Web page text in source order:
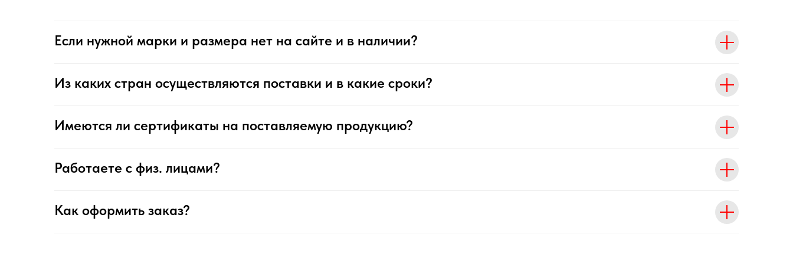
Если нужной марки и размера нет на сайте и в наличии?
Из каких стран осуществляются поставки и в какие сроки?
Имеются ли сертификаты на поставляемую продукцию?
Работаете с физ. лицами?
Как оформить заказ?